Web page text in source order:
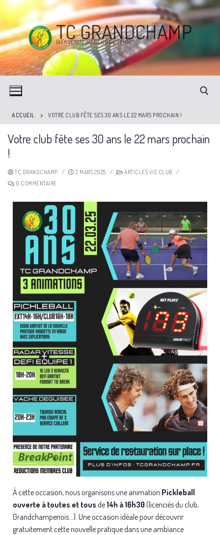
TC GRANDCHAMP
BIENVENUE AU CLUB DE TENNIS
ACCUEIL VOTRE CLUB FÊTE SES 30 ANS LE 22 MARS PROCHAIN !
Votre club fête ses 30 ans le 22 mars prochain
!
TC GRANDCHAMP / 2 MARS 2025 / ARTICLES VIE CLUB /
0 COMMENTAIRE
À cette occasion, nous organisons une animation Pickleball
ouverte à toutes et tous de14h à 16h30 (licenciés du club,
Grandchampenois…). Une occasion idéale pour découvrir
gratuitement cette nouvelle pratique dans une ambiance